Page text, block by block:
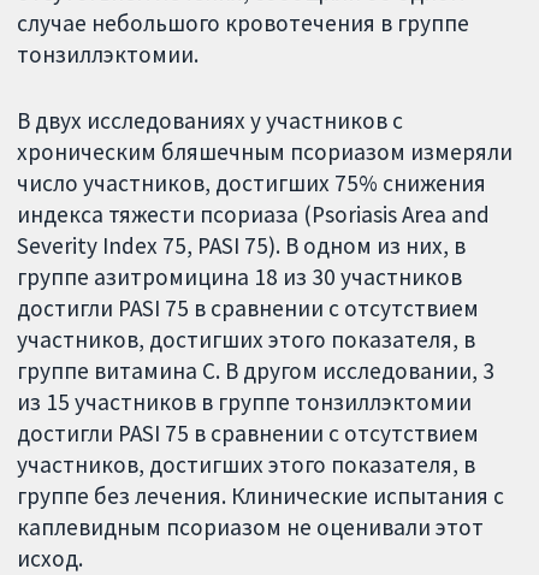
случае небольшого кровотечения в группе
тонзиллэктомии.
В двух исследованиях у участников с
хроническим бляшечным псориазом измеряли
число участников, достигших 75% снижения
индекса тяжести псориаза (Psoriasis Area and
Severity Index 75, PASI 75). В одном из них, в
группе азитромицина 18 из 30 участников
достигли PASI 75 в сравнении с отсутствием
участников, достигших этого показателя, в
группе витамина С. В другом исследовании, 3
из 15 участников в группе тонзиллэктомии
достигли PASI 75 в сравнении с отсутствием
участников, достигших этого показателя, в
группе без лечения. Клинические испытания с
каплевидным псориазом не оценивали этот
исход.